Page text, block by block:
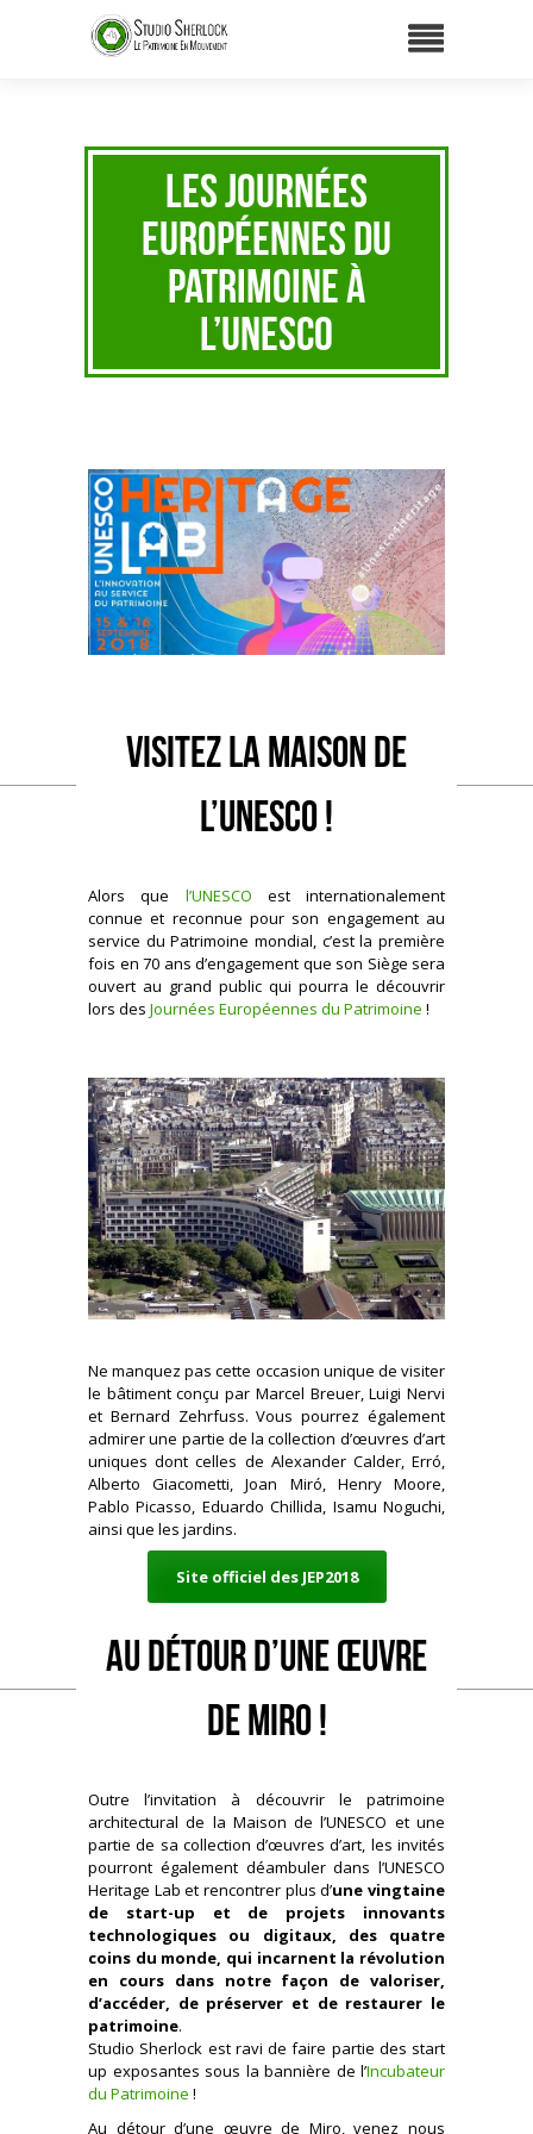
Les Journées
Européennes du
Patrimoine à
l’UNESCO
Visitez la Maison de
l’UNESCO !
Alors que l’UNESCO est internationalement
connue et reconnue pour son engagement au
service du Patrimoine mondial, c’est la première
fois en 70 ans d’engagement que son Siège sera
ouvert au grand public qui pourra le découvrir
lors des Journées Européennes du Patrimoine !
Ne manquez pas cette occasion unique de visiter
le bâtiment conçu par Marcel Breuer, Luigi Nervi
et Bernard Zehrfuss. Vous pourrez également
admirer une partie de la collection d’œuvres d’art
uniques dont celles de Alexander Calder, Erró,
Alberto Giacometti, Joan Miró, Henry Moore,
Pablo Picasso, Eduardo Chillida, Isamu Noguchi,
ainsi que les jardins.
Site officiel des JEP2018
Au détour d’une œuvre
de Miro !
Outre l’invitation à découvrir le patrimoine
architectural de la Maison de l’UNESCO et une
partie de sa collection d’œuvres d’art, les invités
pourront également déambuler dans l’UNESCO
Heritage Lab et rencontrer plus d’une vingtaine
de start-up et de projets innovants
technologiques ou digitaux, des quatre
coins du monde, qui incarnent la révolution
en cours dans notre façon de valoriser,
d’accéder, de préserver et de restaurer le
patrimoine.
Studio Sherlock est ravi de faire partie des start
up exposantes sous la bannière de l’Incubateur
du Patrimoine !
Au détour d’une œuvre de Miro, venez nous